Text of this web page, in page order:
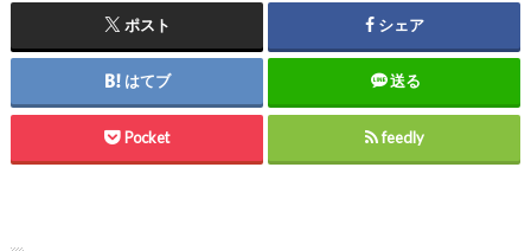
ポスト シェア
はてブ 送る
Pocket feedly